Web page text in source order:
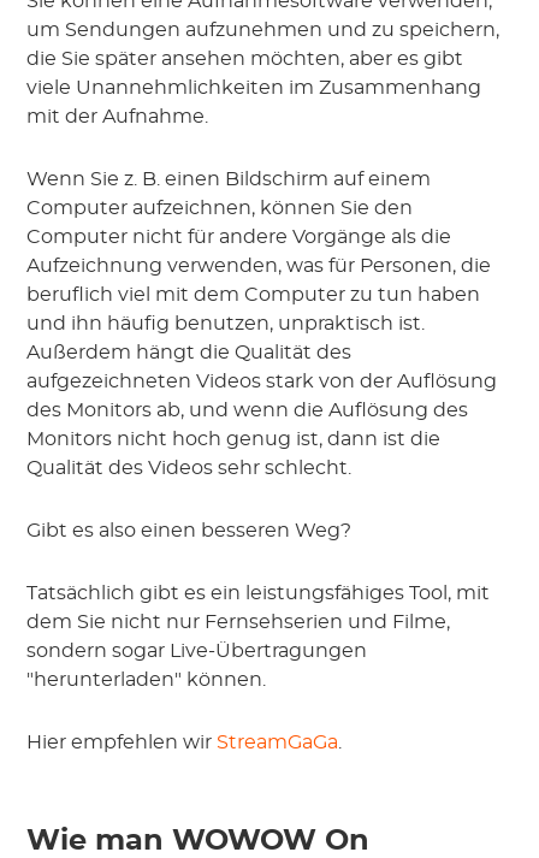
um Sendungen aufzunehmen und zu speichern,
die Sie später ansehen möchten, aber es gibt
viele Unannehmlichkeiten im Zusammenhang
mit der Aufnahme.
Wenn Sie z. B. einen Bildschirm auf einem
Computer aufzeichnen, können Sie den
Computer nicht für andere Vorgänge als die
Aufzeichnung verwenden, was für Personen, die
beruflich viel mit dem Computer zu tun haben
und ihn häufig benutzen, unpraktisch ist.
Außerdem hängt die Qualität des
aufgezeichneten Videos stark von der Auflösung
des Monitors ab, und wenn die Auflösung des
Monitors nicht hoch genug ist, dann ist die
Qualität des Videos sehr schlecht.
Gibt es also einen besseren Weg?
Tatsächlich gibt es ein leistungsfähiges Tool, mit
dem Sie nicht nur Fernsehserien und Filme,
sondern sogar Live-Übertragungen
"herunterladen" können.
Hier empfehlen wir StreamGaGa.
Wie man WOWOW On